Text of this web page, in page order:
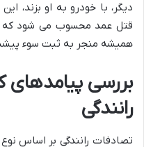
دیگر، با خودرو به او بزند،
قتل عمد محسوب می شود که
همیشه منجر به ثبت سوء
بررسی پیامدهای
رانندگی
تصادفات رانندگی بر اساس